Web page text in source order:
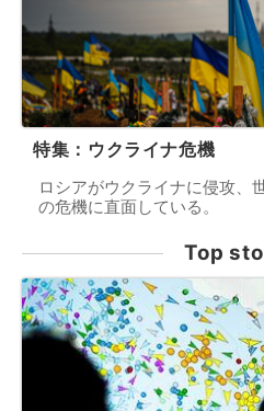
特集：ウクライナ危機
ロシアがウクライナに侵攻、
の危機に直面している。
Top